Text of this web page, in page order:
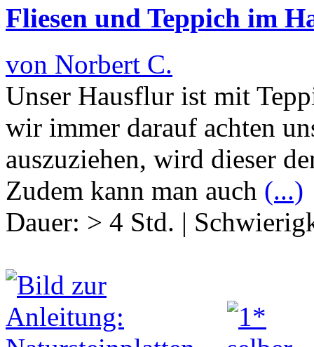
Fliesen und Teppich im
von Norbert C.
Unser Hausflur ist mit
wir immer darauf achten
auszuziehen, wird dieser
Zudem kann man auch (...)
Dauer: > 4 Std. |